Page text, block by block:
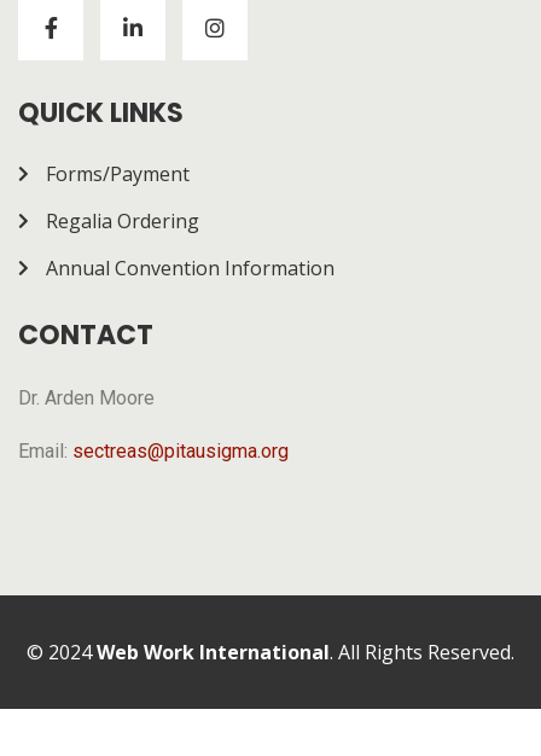
about a game combining risk and progression across
how it works.
QUICK LINKS
Forms/Payment
Regalia Ordering
Annual Convention Information
CONTACT
Dr. Arden Moore
Email: sectreas@pitausigma.org
© 2024Web Work International. All Rights Reserved.